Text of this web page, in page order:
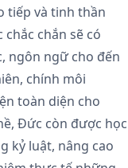
tiếp và tinh thần
chắn sẽ có
ngôn ngữ cho đến
chính môi
toàn diện cho
Đức còn được học
kỷ luật, nâng cao